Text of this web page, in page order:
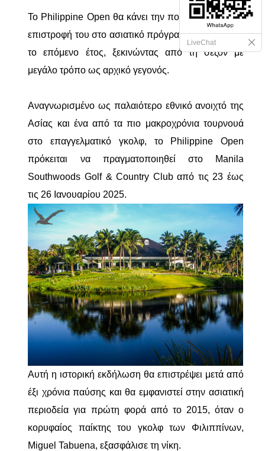
Το Philippine Open θα κάνει την πολυαναμενόμενη
επιστροφή του στο ασιατικό πρόγραμμα περιοδείας
το επόμενο έτος, ξεκινώντας από τη σεζόν με
μεγάλο τρόπο ως αρχικό γεγονός.
Αναγνωρισμένο ως παλαιότερο εθνικό ανοιχτό της
Ασίας και ένα από τα πιο μακροχρόνια τουρνουά
στο επαγγελματικό γκολφ, το Philippine Open
πρόκειται να πραγματοποιηθεί στο Manila
Southwoods Golf & Country Club από τις 23 έως
τις 26 Ιανουαρίου 2025.
Αυτή η ιστορική εκδήλωση θα επιστρέψει μετά από
έξι χρόνια παύσης και θα εμφανιστεί στην ασιατική
περιοδεία για πρώτη φορά από το 2015, όταν ο
κορυφαίος παίκτης του γκολφ των Φιλιππίνων,
Miguel Tabuena, εξασφάλισε τη νίκη.
LiveChat